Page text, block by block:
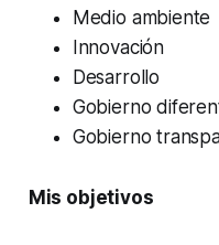
Medio ambiente
Innovación
Desarrollo
Gobierno
Gobierno
Mis objetivos